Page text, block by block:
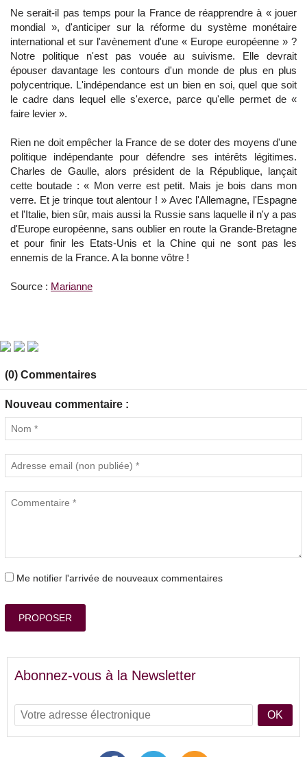
Ne serait-il pas temps pour la France de réapprendre à « jouer
mondial », d'anticiper sur la réforme du système monétaire
international et sur l'avènement d'une « Europe européenne » ?
Notre politique n'est pas vouée au suivisme. Elle devrait
épouser davantage les contours d'un monde de plus en plus
polycentrique. L'indépendance est un bien en soi, quel que soit
le cadre dans lequel elle s'exerce, parce qu'elle permet de «
faire levier ».
Rien ne doit empêcher la France de se doter des moyens d'une
politique indépendante pour défendre ses intérêts légitimes.
Charles de Gaulle, alors président de la République, lançait
cette boutade : « Mon verre est petit. Mais je bois dans mon
verre. Et je trinque tout alentour ! » Avec l'Allemagne, l'Espagne
et l'Italie, bien sûr, mais aussi la Russie sans laquelle il n'y a pas
d'Europe européenne, sans oublier en route la Grande-Bretagne
et pour finir les Etats-Unis et la Chine qui ne sont pas les
ennemis de la France. A la bonne vôtre !
Source : Marianne
(0) Commentaires
Nouveau commentaire :
Me notifier l'arrivée de nouveaux commentaires
PROPOSER
Abonnez-vous à la Newsletter
OK